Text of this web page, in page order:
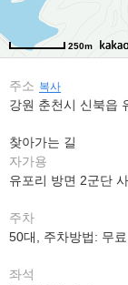
250m
주소 복사
강원 춘천시 신북읍
찾아가는 길
자가용
유포리 방면 2군단
주차
50대, 주차방법: 무
좌석